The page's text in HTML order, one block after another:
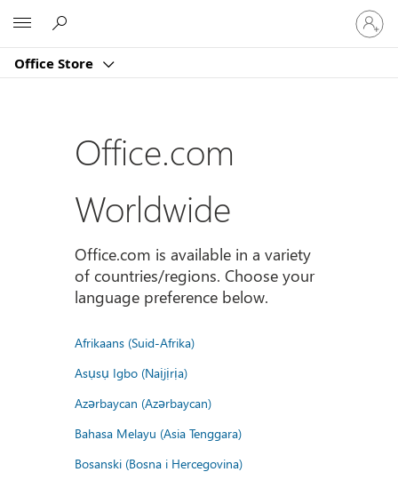
Office Store
Sign
in
to
account
Office.com
Worldwide
Office.com is available in a variety
of countries/regions. Choose your
language preference below.
Afrikaans (Suid-Afrika)
Asụsụ Igbo (Naịjịrịa)
Azərbaycan (Azərbaycan)
Bahasa Melayu (Asia Tenggara)
Bosanski (Bosna i Hercegovina)